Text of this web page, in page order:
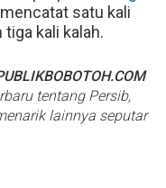
satu kali
kali kalah.
tentang Persib,
lainnya seputar